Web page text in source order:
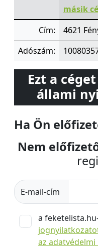
másik
Cím:
4621
Adószám:
Ezt a
állami
Ha Ön
Nem
E-mail-cím
a
az